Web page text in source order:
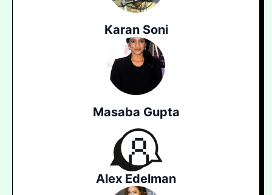
Karan Soni
Masaba Gupta
Alex Edelman